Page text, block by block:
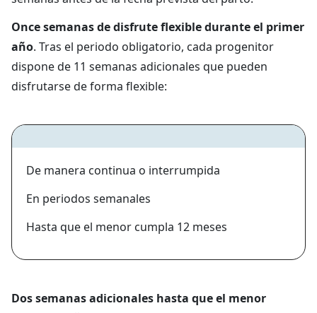
Once semanas de disfrute flexible durante el primer
año. Tras el periodo obligatorio, cada progenitor
dispone de 11 semanas adicionales que pueden
disfrutarse de forma flexible:
De manera continua o interrumpida
En periodos semanales
Hasta que el menor cumpla 12 meses
Dos semanas adicionales hasta que el menor